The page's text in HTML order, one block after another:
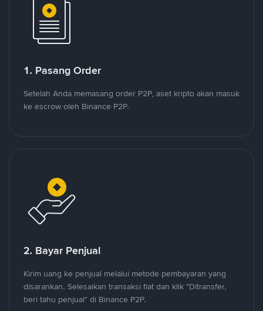
1. Pasang Order
Setelah Anda memasang order P2P, aset kripto akan masuk
ke escrow oleh Binance P2P.
2. Bayar Penjual
Kirim uang ke penjual melalui metode pembayaran yang
disarankan. Selesaikan transaksi fiat dan klik "Ditransfer,
beri tahu penjual" di Binance P2P.